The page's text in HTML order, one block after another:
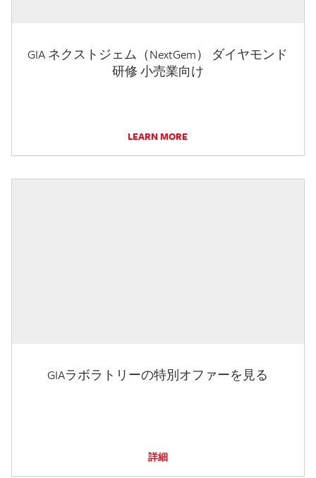
GIA ネクストジェム（NextGem） ダイヤモンド
研修 小売業向け
LEARN MORE
GIAラボラトリーの特別オファーを見る
詳細